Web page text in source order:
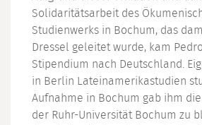
Solidaritätsarbeit des
Studienwerks in Bochum, das
Dressel geleitet wurde, kam
Stipendium nach Deutschland.
in Berlin Lateinamerikastudien
Aufnahme in Bochum gab ihm
der Ruhr-Universität Bochum zu